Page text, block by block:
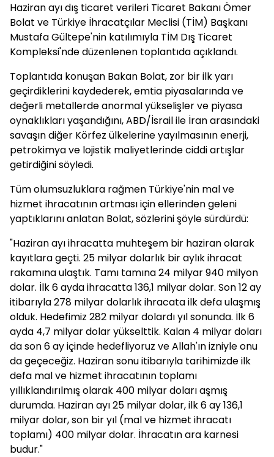
Haziran ayı dış ticaret verileri Ticaret Bakanı Ömer
Bolat ve Türkiye İhracatçılar Meclisi (TİM) Başkanı
Mustafa Gültepe'nin katılımıyla TİM Dış Ticaret
Kompleksi'nde düzenlenen toplantıda açıklandı.
Toplantıda konuşan Bakan Bolat, zor bir ilk yarı
geçirdiklerini kaydederek, emtia piyasalarında ve
değerli metallerde anormal yükselişler ve piyasa
oynaklıkları yaşandığını, ABD/İsrail ile İran arasındaki
savaşın diğer Körfez ülkelerine yayılmasının enerji,
petrokimya ve lojistik maliyetlerinde ciddi artışlar
getirdiğini söyledi.
Tüm olumsuzluklara rağmen Türkiye'nin mal ve
hizmet ihracatının artması için ellerinden geleni
yaptıklarını anlatan Bolat, sözlerini şöyle sürdürdü:
"Haziran ayı ihracatta muhteşem bir haziran olarak
kayıtlara geçti. 25 milyar dolarlık bir aylık ihracat
rakamına ulaştık. Tamı tamına 24 milyar 940 milyon
dolar. İlk 6 ayda ihracatta 136,1 milyar dolar. Son 12 ay
itibarıyla 278 milyar dolarlık ihracata ilk defa ulaşmış
olduk. Hedefimiz 282 milyar dolardı yıl sonunda. İlk 6
ayda 4,7 milyar dolar yükselttik. Kalan 4 milyar doları
da son 6 ay içinde hedefliyoruz ve Allah'ın izniyle onu
da geçeceğiz. Haziran sonu itibarıyla tarihimizde ilk
defa mal ve hizmet ihracatının toplamı
yıllıklandırılmış olarak 400 milyar doları aşmış
durumda. Haziran ayı 25 milyar dolar, ilk 6 ay 136,1
milyar dolar, son bir yıl (mal ve hizmet ihracatı
toplamı) 400 milyar dolar. İhracatın ara karnesi
budur."